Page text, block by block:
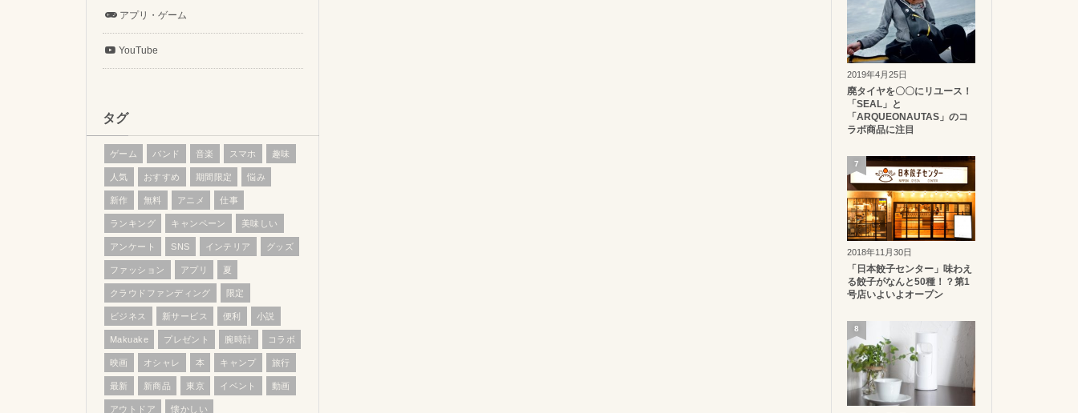
アプリ・ゲーム
YouTube
タグ
ゲーム バンド 音楽 スマホ 趣味
人気 おすすめ 期間限定 悩み
新作 無料 アニメ 仕事
ランキング キャンペーン 美味しい
アンケート SNS インテリア グッズ
ファッション アプリ 夏
クラウドファンディング 限定
ビジネス 新サービス 便利 小説
Makuake プレゼント 腕時計 コラボ
映画 オシャレ 本 キャンプ 旅行
最新 新商品 東京 イベント 動画
アウトドア 懐かしい
2019年4月25日
廃タイヤを〇〇にリユース！
「SEAL」と
「ARQUEONAUTAS」のコ
ラボ商品に注目
2018年11月30日
「日本餃子センター」味わえ
る餃子がなんと50種！？第1
号店いよいよオープン
7
8